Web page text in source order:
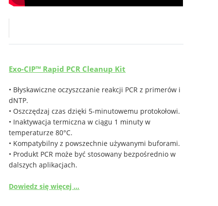
Exo-CIP™ Rapid PCR Cleanup Kit
• Błyskawiczne oczyszczanie reakcji PCR z primerów i
dNTP.
• Oszczędzaj czas dzięki 5-minutowemu protokołowi.
• Inaktywacja termiczna w ciągu 1 minuty w
temperaturze 80°C.
• Kompatybilny z powszechnie używanymi buforami.
• Produkt PCR może być stosowany bezpośrednio w
dalszych aplikacjach.
Dowiedz się więcej …